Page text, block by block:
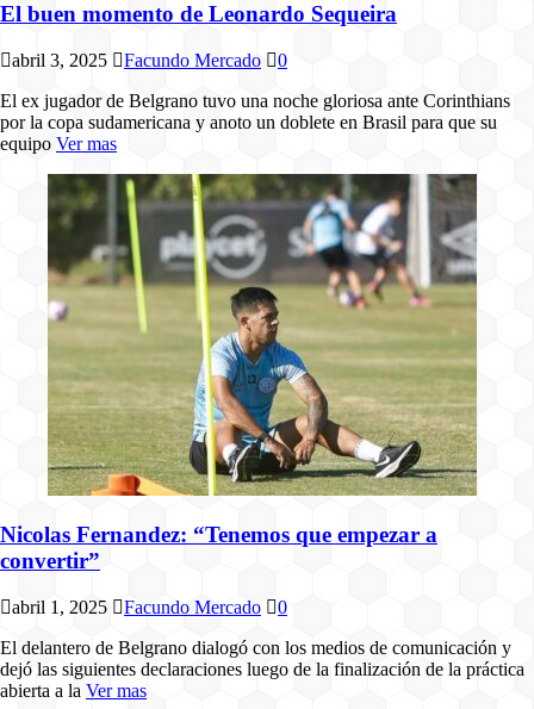
El buen momento de Leonardo Sequeira
abril 3, 2025 Facundo Mercado
0
El ex jugador de Belgrano tuvo una noche gloriosa ante Corinthians
por la copa sudamericana y anoto un doblete en Brasil para que su
equipo Ver mas
Nicolas Fernandez: “Tenemos que empezar a
convertir”
abril 1, 2025 Facundo Mercado
0
El delantero de Belgrano dialogó con los medios de comunicación y
dejó las siguientes declaraciones luego de la finalización de la práctica
abierta a la Ver mas